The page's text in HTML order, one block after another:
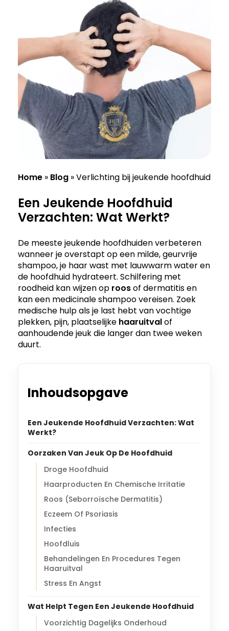
Home » Blog »Verlichting bij jeukende hoofdhuid
Een Jeukende Hoofdhuid
Verzachten: Wat Werkt?
De meeste jeukende hoofdhuiden verbeteren
wanneer je overstapt op een milde, geurvrije
shampoo, je haar wast met lauwwarm water en
de hoofdhuid hydrateert. Schilfering met
roodheid kan wijzen op roosof dermatitis en
kan een medicinale shampoo vereisen. Zoek
medische hulp als je last hebt van vochtige
plekken, pijn, plaatselijke haaruitvalof
aanhoudende jeuk die langer dan twee weken
duurt.
Inhoudsopgave
Een Jeukende Hoofdhuid Verzachten: Wat
Werkt?
Oorzaken Van Jeuk Op De Hoofdhuid
Droge Hoofdhuid
Haarproducten En Chemische Irritatie
Roos (Seborroïsche Dermatitis)
Eczeem Of Psoriasis
Infecties
Hoofdluis
Behandelingen En Procedures Tegen
Haaruitval
Stress En Angst
Wat Helpt Tegen Een Jeukende Hoofdhuid
Voorzichtig Dagelijks Onderhoud